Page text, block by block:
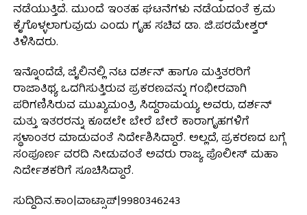
ನಡೆಯುತ್ತಿದೆ. ಮುಂದೆ ಇಂತಹ ಘಟನೆಗಳು ನಡೆಯದಂತೆ ಕ್ರಮ
ಕೈಗೊಳ್ಳಲಾಗುವುದು ಎಂದು ಗೃಹ ಸಚಿವ ಡಾ. ಜಿ.ಪರಮೇಶ್ವರ್
ತಿಳಿಸಿದರು.
ಇನ್ನೊಂದೆಡೆ, ಜೈಲಿನಲ್ಲಿ ನಟ ದರ್ಶನ್ ಹಾಗೂ ಮತ್ತಿತರರಿಗೆ
ರಾಜಾತಿಥ್ಯ ಒದಗಿಸುತ್ತಿರುವ ಪ್ರಕರಣವನ್ನು ಗಂಭೀರವಾಗಿ
ಪರಿಗಣಿಸಿರುವ ಮುಖ್ಯಮಂತ್ರಿ ಸಿದ್ದರಾಮಯ್ಯ ಅವರು, ದರ್ಶನ್
ಮತ್ತು ಇತರರನ್ನು ಕೂಡಲೇ ಬೇರೆ ಬೇರೆ ಕಾರಾಗೃಹಗಳಿಗೆ
ಸ್ಥಳಾಂತರ ಮಾಡುವಂತೆ ನಿರ್ದೇಶಿಸಿದ್ದಾರೆ. ಅಲ್ಲದೆ, ಪ್ರಕರಣದ ಬಗ್ಗೆ
ಸಂಪೂರ್ಣ ವರದಿ ನೀಡುವಂತೆ ಅವರು ರಾಜ್ಯ ಪೊಲೀಸ್ ಮಹಾ
ನಿರ್ದೇಶಕರಿಗೆ ಸೂಚಿಸಿದ್ದಾರೆ.
ಸುದ್ದಿದಿನ.ಕಾಂ|ವಾಟ್ಸಾಪ್|9980346243